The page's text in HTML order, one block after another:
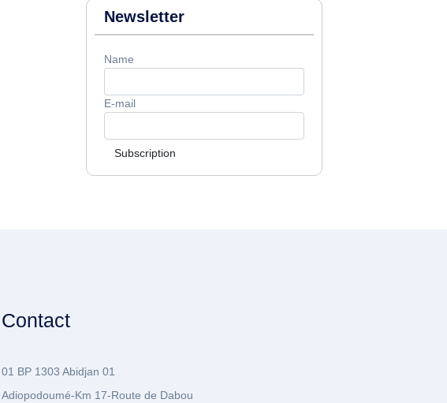
Newsletter
Name
E-mail
Subscription
Contact
01 BP 1303 Abidjan 01
Adiopodoumé-Km 17-Route de Dabou